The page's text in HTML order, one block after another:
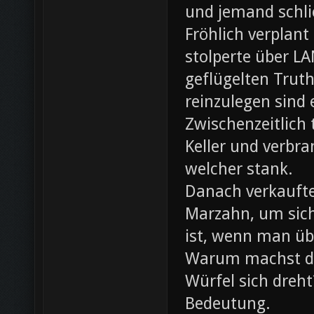
und jemand
Fröhlich
stolperte über
geflügelten
reinzulegen sind
Zwischenzeitlich
Keller und
welcher stank.
Danach
Marzahn, um
ist, wenn man
Warum machst
Würfel sich
Bedeutung.